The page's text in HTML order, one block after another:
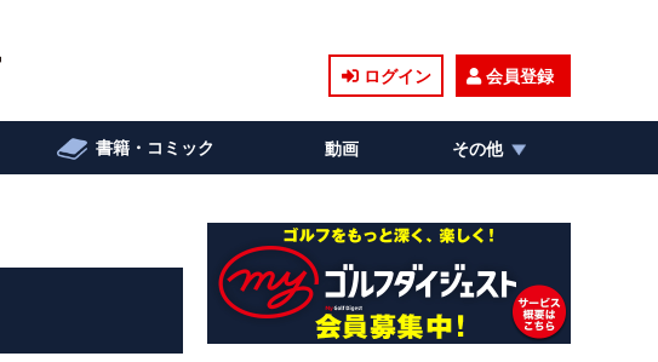
ログイン 会員登録
書籍・コミック 動画 その他